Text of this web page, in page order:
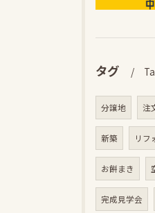
タグ
分譲地 注
新築 リフ
お餅まき
完成見学会